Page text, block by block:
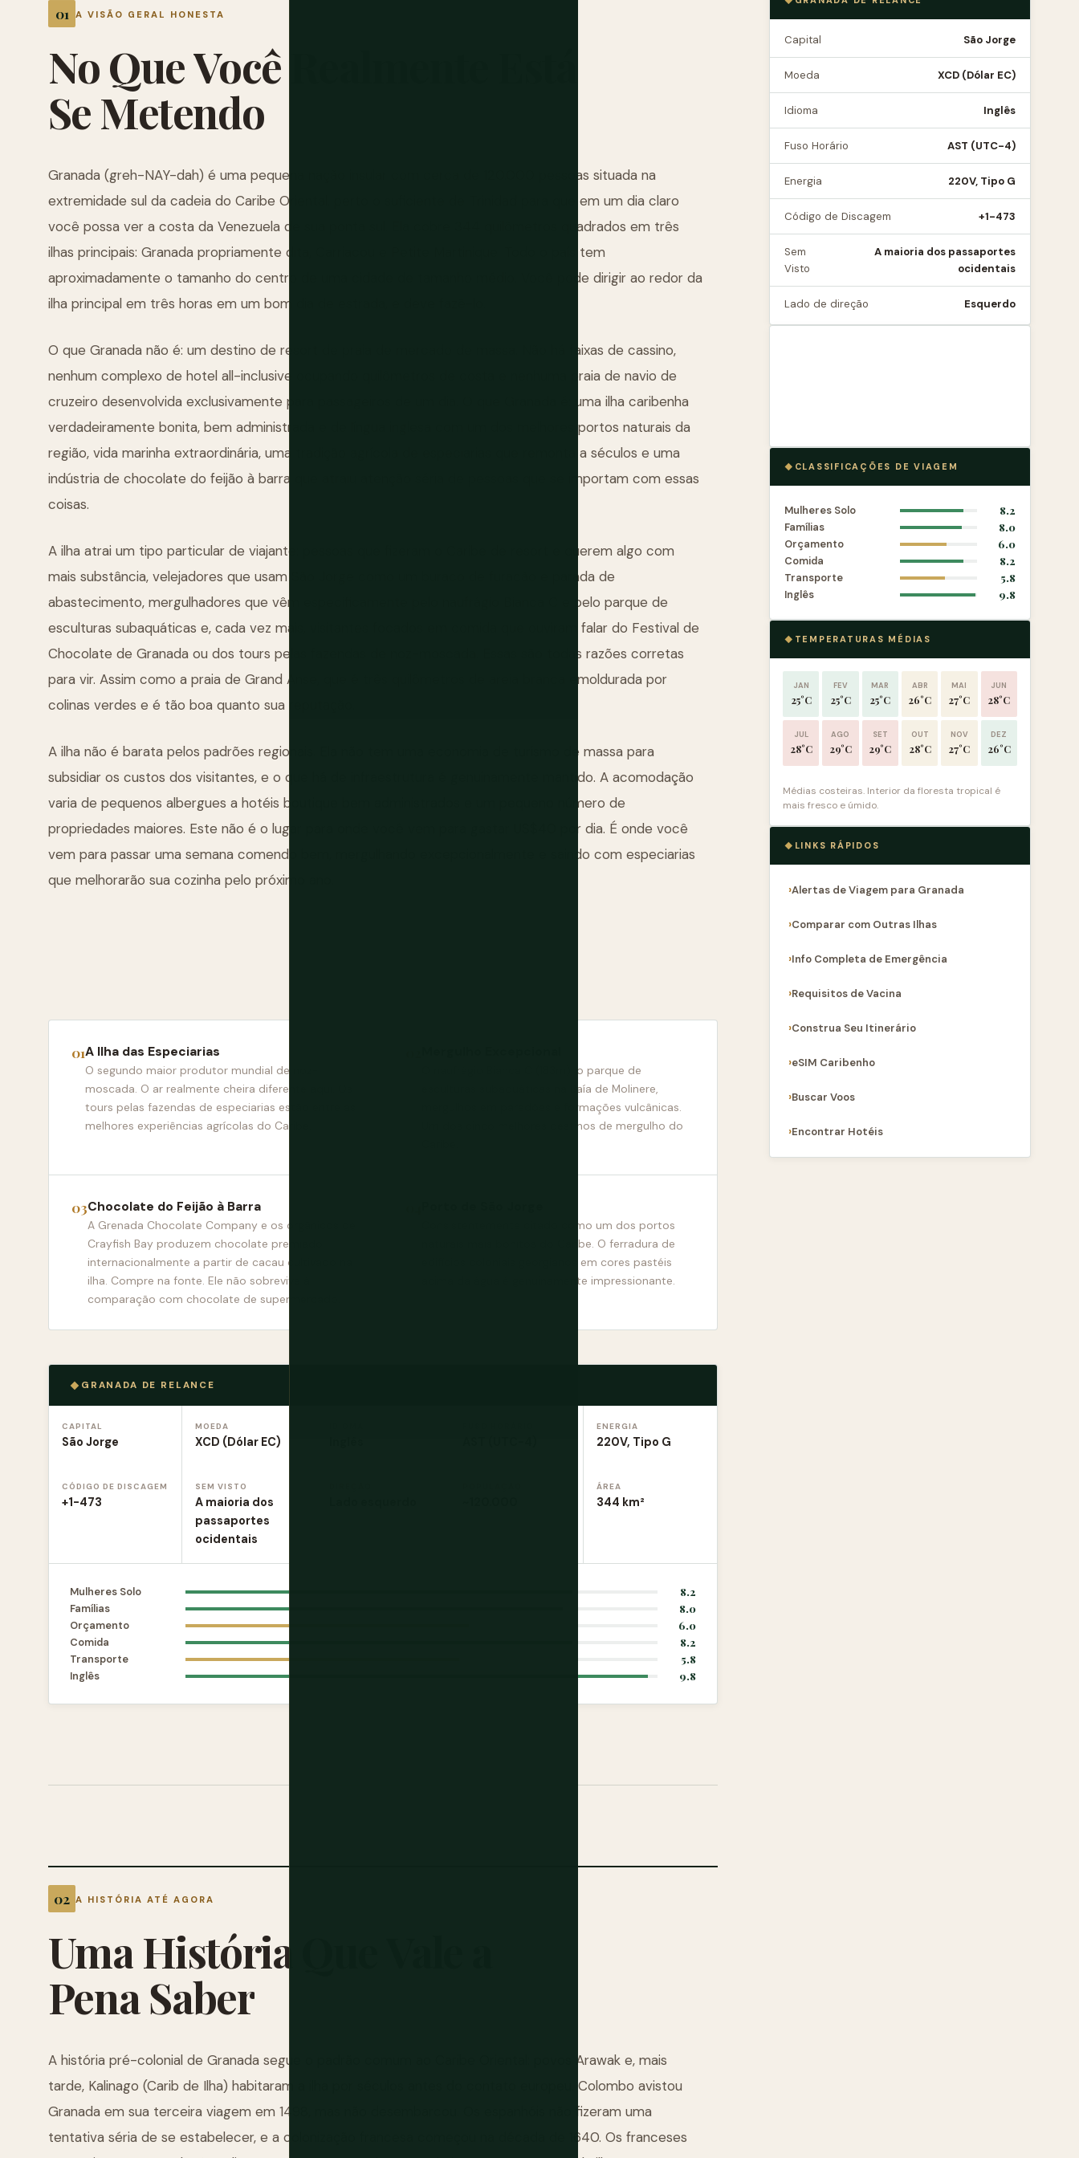
A VISÃO GERAL HONESTA
NoQueVocê
SeMetendo
Granada (greh-NAY-dah) é uma pequena nação insular com cerca de 120.000 pessoas situada na
extremidade sul da cadeia do Caribe Oriental, perto o suficiente de Trinidad para que em um dia claro
você possa ver a costa da Venezuela de sua ponta sul. Ela cobre 344 quilômetros quadrados em três
ilhas principais: Granada propriamente dita, Carriacou e Petite Martinique. Todo o país tem
aproximadamente o tamanho do centro de uma cidade de tamanho médio. Você pode dirigir ao redor da
ilha principal em três horas em um bom dia de estrada, e deve fazê-lo.
O que Granada não é: um destino de resort de praia de mercado de massa. Não há faixas de cassino,
nenhum complexo de hotel all-inclusive ocupando quilômetros de costa e nenhuma praia de navio de
cruzeiro desenvolvida exclusivamente para passageiros de um dia. O que Granada é: uma ilha caribenha
verdadeiramente bonita, bem administrada e de língua inglesa com um dos melhores portos naturais da
região, vida marinha extraordinária, uma tradição agrícola de especiarias que remonta a séculos e uma
indústria de chocolate do feijão à barra que atraiu atenção séria de pessoas que se importam com essas
coisas.
A ilha atrai um tipo particular de viajante: pessoas que fizeram o Caribe de resort e querem algo com
mais substância, velejadores que usam São Jorge como um buraco de furacão e parada de
abastecimento, mergulhadores que vêm especificamente pelo naufrágio Bianca C e pelo parque de
esculturas subaquáticas e, cada vez mais, visitantes focados em comida que ouviram falar do Festival de
Chocolate de Granada ou dos tours pelas fazendas de noz-moscada. Essas são todas razões corretas
para vir. Assim como a praia de Grand Anse, que é três quilômetros de areia branca emoldurada por
colinas verdes e é tão boa quanto sua reputação.
A ilha não é barata pelos padrões regionais. Ela não tem uma economia de turismo de massa para
subsidiar os custos dos visitantes, e o que há de infraestrutura é genuinamente mantido. A acomodação
varia de pequenos albergues a hotéis boutique bem administrados e um pequeno número de
propriedades maiores. Este não é o lugar para onde você vem para gastar US$40 por dia. É onde você
vem para passar uma semana comendo bem, mergulhando excepcionalmente e saindo com especiarias
que melhorarão sua cozinha pelo próximo ano.
A Ilha das Especiarias
O segundo maior produtor mundial de noz-
moscada. O ar realmente cheira diferente aqui. Os
tours pelas fazendas de especiarias estão entre as
melhores experiências agrícolas do Caribe.
O naufrágio Bianca C (183m), o parque de
esculturas subaquáticas na Baía de Molinere,
mergulhos em paredões e formações vulcânicas.
Um dos cinco melhores destinos de mergulho do
Chocolate do Feijão à Barra
A Grenada Chocolate Company e os orgânicos de
Crayfish Bay produzem chocolate premiado
internacionalmente a partir de cacau cultivado na
ilha. Compre na fonte. Ele não sobrevive à
comparação com chocolate de supermercado.
Consistentemente citado como um dos portos
naturais mais bonitos do Caribe. O ferradura de
edifícios coloniais georgianos em cores pastéis
acima da água é genuinamente impressionante.
GRANADA DE RELANCE
CAPITAL
São Jorge
MOEDA
XCD (Dólar EC)
ENERGIA
220V, Tipo G
CÓDIGO DE DISCAGEM
+1-473
SEM VISTO
A maioria dos
passaportes
ocidentais
ÁREA
344 km²
Mulheres Solo
8.2
Famílias
8.0
Orçamento
6.0
Comida
8.2
Transporte
5.8
Inglês
9.8
A HISTÓRIA ATÉ AGORA
UmaHistória
PenaSaber
A história pré-colonial de Granada segue o padrão comum ao Caribe Oriental: povos Arawak e, mais
tarde, Kalinago (Carib de Ilha) habitaram a ilha por séculos antes do contato europeu. Colombo avistou
Granada em sua terceira viagem em 1498, mas não desembarcou. Os espanhóis não fizeram uma
tentativa séria de se estabelecer, e a colonização francesa começou na década de 1640. Os franceses
Capital São Jorge
Moeda XCD (Dólar EC)
Idioma Inglês
Fuso Horário AST (UTC-4)
Energia 220V, Tipo G
Código de Discagem +1-473
Sem
Visto
A maioria dos passaportes
ocidentais
Lado de direção Esquerdo
CLASSIFICAÇÕES DE VIAGEM
Mulheres Solo
8.2
Famílias
8.0
Orçamento
6.0
Comida
8.2
Transporte
5.8
Inglês
9.8
TEMPERATURAS MÉDIAS
JAN
25°C
FEV
25°C
MAR
25°C
ABR
26°C
MAI
27°C
JUN
28°C
JUL
28°C
AGO
29°C
SET
29°C
OUT
28°C
NOV
27°C
DEZ
26°C
Médias costeiras. Interior da floresta tropical é
mais fresco e úmido.
LINKS RÁPIDOS
Alertas de Viagem para Granada
Comparar com Outras Ilhas
Info Completa de Emergência
Requisitos de Vacina
Construa Seu Itinerário
eSIM Caribenho
Buscar Voos
Encontrar Hotéis